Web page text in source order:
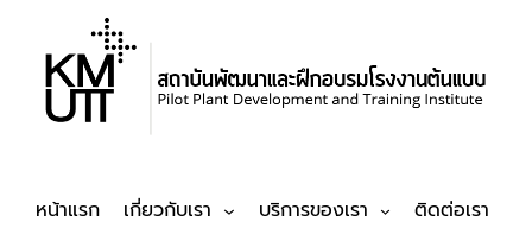
หน้าแรก เกี่ยวกับเรา บริการของเรา ติดต่อเรา